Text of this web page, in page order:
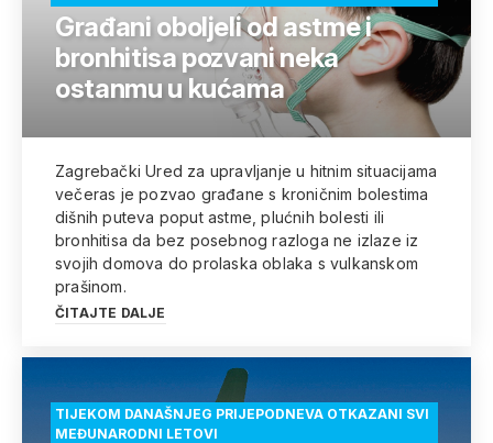
Građani oboljeli od astme i
bronhitisa pozvani neka
ostanmu u kućama
Zagrebački Ured za upravljanje u hitnim situacijama
večeras je pozvao građane s kroničnim bolestima
dišnih puteva poput astme, plućnih bolesti ili
bronhitisa da bez posebnog razloga ne izlaze iz
svojih domova do prolaska oblaka s vulkanskom
prašinom.
ČITAJTE DALJE
TIJEKOM DANAŠNJEG PRIJEPODNEVA OTKAZANI SVI
MEĐUNARODNI LETOVI